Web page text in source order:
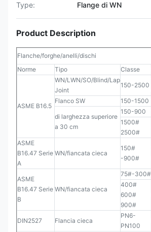
Type:
Flange di WN
Product Description
Flanche/forghe/anelli/dischi
Norme
Tipo Classe
ASME B16.5
WN/LWN/SO/Blind/Lap
Joint
150-2500
Flanco SW
150-1500
di larghezza superiore
a 30 cm
150-900
1500#
2500#
ASME
B16.47 Serie
A
WN/fiancata cieca
150#
-900#
ASME
B16.47 Serie
B
WN/fiancata cieca
75#-300#
400#
600#
900#
DIN2527 Flancia cieca
PN6-
PN100